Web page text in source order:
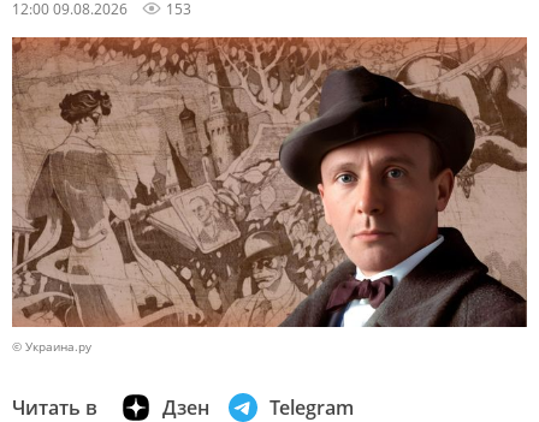
12:00 09.08.2026 153
© Украина.ру
Читать в Дзен Telegram